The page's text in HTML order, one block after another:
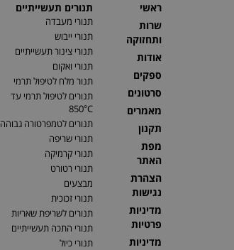
ראשי
שרות
ותחזוקה
אודות
ספקים
סרטונים
מאמרים
תקנון
מפת
האתר
הצהרת
נגישות
מדיניות
פרטיות
מדיניות
תנורים תעשייתיים
תנורי מעבדה
תנורי ייבוש
תנורי צינור תעשייתיים
תנורי ואקום
תנור מלח לטיפול תרמי
תנורים לטיפול תרמי עד
850°C
תנורים לטמפרטורה גבוהה
תנורי שריפה
תנורי קרמיקה
תנורי רטורט
מבצעים
תנורי זכוכית
תנורים לשריפת שאריות
תנורי התכה תעשייתיים
תנורי כיול